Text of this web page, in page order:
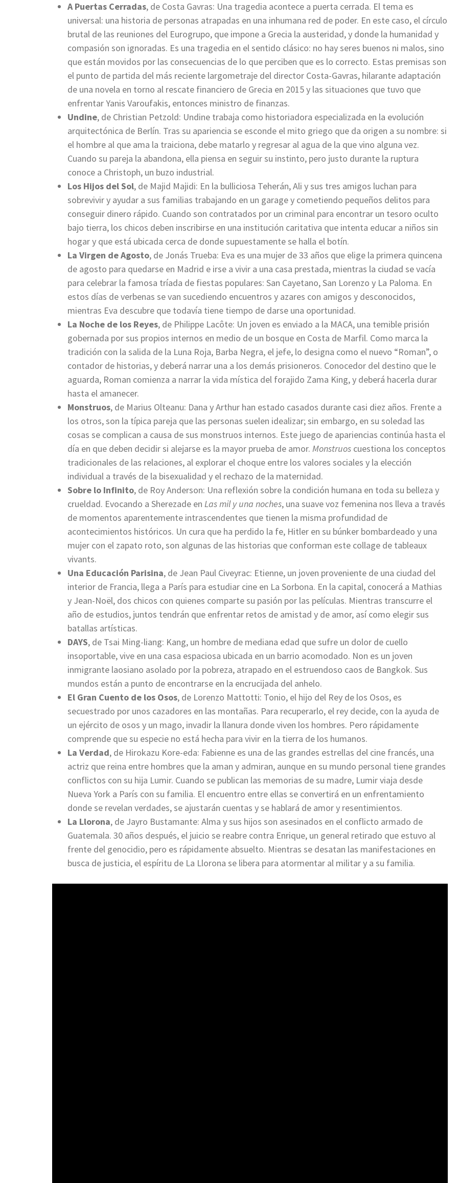
A Puertas Cerradas, de Costa Gavras: Una tragedia acontece a puerta cerrada. El tema es
universal: una historia de personas atrapadas en una inhumana red de poder. En este caso, el círculo
brutal de las reuniones del Eurogrupo, que impone a Grecia la austeridad, y donde la humanidad y
compasión son ignoradas. Es una tragedia en el sentido clásico: no hay seres buenos ni malos, sino
que están movidos por las consecuencias de lo que perciben que es lo correcto. Estas premisas son
el punto de partida del más reciente largometraje del director Costa-Gavras, hilarante adaptación
de una novela en torno al rescate financiero de Grecia en 2015 y las situaciones que tuvo que
enfrentar Yanis Varoufakis, entonces ministro de finanzas.
Undine, de Christian Petzold: Undine trabaja como historiadora especializada en la evolución
arquitectónica de Berlín. Tras su apariencia se esconde el mito griego que da origen a su nombre: si
el hombre al que ama la traiciona, debe matarlo y regresar al agua de la que vino alguna vez.
Cuando su pareja la abandona, ella piensa en seguir su instinto, pero justo durante la ruptura
conoce a Christoph, un buzo industrial.
Los Hijos del Sol, de Majid Majidi: En la bulliciosa Teherán, Ali y sus tres amigos luchan para
sobrevivir y ayudar a sus familias trabajando en un garage y cometiendo pequeños delitos para
conseguir dinero rápido. Cuando son contratados por un criminal para encontrar un tesoro oculto
bajo tierra, los chicos deben inscribirse en una institución caritativa que intenta educar a niños sin
hogar y que está ubicada cerca de donde supuestamente se halla el botín.
La Virgen de Agosto, de Jonás Trueba: Eva es una mujer de 33 años que elige la primera quincena
de agosto para quedarse en Madrid e irse a vivir a una casa prestada, mientras la ciudad se vacía
para celebrar la famosa tríada de fiestas populares: San Cayetano, San Lorenzo y La Paloma. En
estos días de verbenas se van sucediendo encuentros y azares con amigos y desconocidos,
mientras Eva descubre que todavía tiene tiempo de darse una oportunidad.
La Noche de los Reyes, de Philippe Lacôte: Un joven es enviado a la MACA, una temible prisión
gobernada por sus propios internos en medio de un bosque en Costa de Marfil. Como marca la
tradición con la salida de la Luna Roja, Barba Negra, el jefe, lo designa como el nuevo “Roman”, o
contador de historias, y deberá narrar una a los demás prisioneros. Conocedor del destino que le
aguarda, Roman comienza a narrar la vida mística del forajido Zama King, y deberá hacerla durar
hasta el amanecer.
Monstruos, de Marius Olteanu: Dana y Arthur han estado casados durante casi diez años. Frente a
los otros, son la típica pareja que las personas suelen idealizar; sin embargo, en su soledad las
cosas se complican a causa de sus monstruos internos. Este juego de apariencias continúa hasta el
día en que deben decidir si alejarse es la mayor prueba de amor. Monstruos cuestiona los conceptos
tradicionales de las relaciones, al explorar el choque entre los valores sociales y la elección
individual a través de la bisexualidad y el rechazo de la maternidad.
Sobre lo Infinito, de Roy Anderson: Una reflexión sobre la condición humana en toda su belleza y
crueldad. Evocando a Sherezade en Las mil y una noches, una suave voz femenina nos lleva a través
de momentos aparentemente intrascendentes que tienen la misma profundidad de
acontecimientos históricos. Un cura que ha perdido la fe, Hitler en su búnker bombardeado y una
mujer con el zapato roto, son algunas de las historias que conforman este collage de tableaux
vivants.
Una Educación Parisina, de Jean Paul Civeyrac: Etienne, un joven proveniente de una ciudad del
interior de Francia, llega a París para estudiar cine en La Sorbona. En la capital, conocerá a Mathias
y Jean-Noël, dos chicos con quienes comparte su pasión por las películas. Mientras transcurre el
año de estudios, juntos tendrán que enfrentar retos de amistad y de amor, así como elegir sus
batallas artísticas.
DAYS, de Tsai Ming-liang: Kang, un hombre de mediana edad que sufre un dolor de cuello
insoportable, vive en una casa espaciosa ubicada en un barrio acomodado. Non es un joven
inmigrante laosiano asolado por la pobreza, atrapado en el estruendoso caos de Bangkok. Sus
mundos están a punto de encontrarse en la encrucijada del anhelo.
El Gran Cuento de los Osos, de Lorenzo Mattotti: Tonio, el hijo del Rey de los Osos, es
secuestrado por unos cazadores en las montañas. Para recuperarlo, el rey decide, con la ayuda de
un ejército de osos y un mago, invadir la llanura donde viven los hombres. Pero rápidamente
comprende que su especie no está hecha para vivir en la tierra de los humanos.
La Verdad, de Hirokazu Kore-eda: Fabienne es una de las grandes estrellas del cine francés, una
actriz que reina entre hombres que la aman y admiran, aunque en su mundo personal tiene grandes
conflictos con su hija Lumir. Cuando se publican las memorias de su madre, Lumir viaja desde
Nueva York a París con su familia. El encuentro entre ellas se convertirá en un enfrentamiento
donde se revelan verdades, se ajustarán cuentas y se hablará de amor y resentimientos.
La Llorona, de Jayro Bustamante: Alma y sus hijos son asesinados en el conflicto armado de
Guatemala. 30 años después, el juicio se reabre contra Enrique, un general retirado que estuvo al
frente del genocidio, pero es rápidamente absuelto. Mientras se desatan las manifestaciones en
busca de justicia, el espíritu de La Llorona se libera para atormentar al militar y a su familia.